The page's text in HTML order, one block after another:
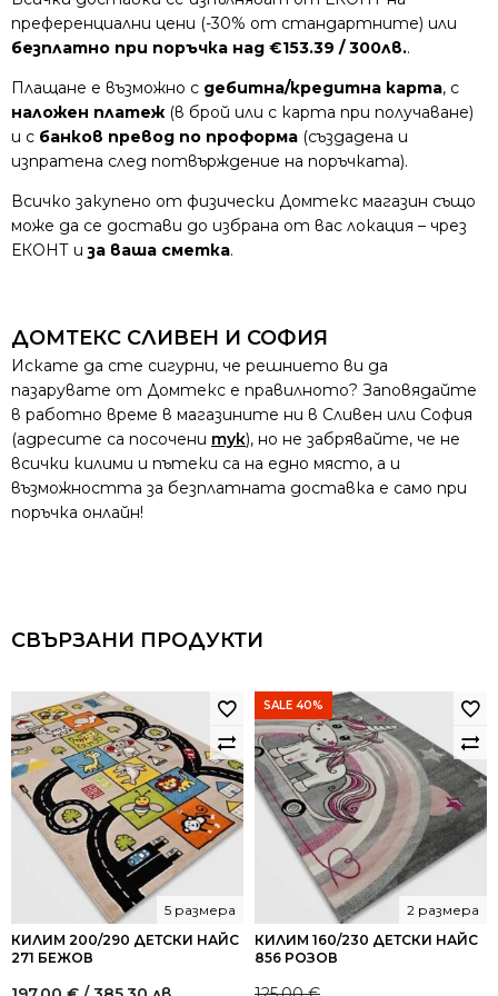
преференциални цени (-30% от стандартните) или
безплатно при поръчка над €153.39 / 300лв..
Плащане е възможно с дебитна/кредитна карта, с
наложен платеж (в брой или с карта при получаване)
и с банков превод по проформа (създадена и
изпратена след потвърждение на поръчката).
Всичко закупено от физически Домтекс магазин също
може да се достави до избрана от вас локация – чрез
ЕКОНТ иза ваша сметка.
ДОМТЕКС СЛИВЕН И СОФИЯ
Искате да сте сигурни, че решнието ви да
пазарувате от Домтекс е правилното? Заповядайте
в работно време в магазините ни в Сливен или София
(адресите са посочени тук), но не забрявайте, че не
всички килими и пътеки са на едно място, а и
възможността за безплатната доставка е само при
поръчка онлайн!
СВЪРЗАНИ ПРОДУКТИ
КИЛИМ 200/290 ДЕТСКИ НАЙС
271 БЕЖОВ
5 размера
SALE 40%
КИЛИМ 160/230 ДЕТСКИ НАЙС
856 РОЗОВ
2 размера